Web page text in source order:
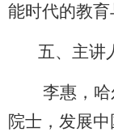
能时代的教育
五、主讲
李惠，
院士，发展